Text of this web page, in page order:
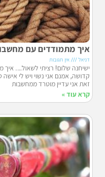
איך מתמודדים עם
דניאל אין תגובות
ישיחנה שלום! רציתי לשאול…. איך
קדושה, אמנם אני נשוי ויש לי אישה
זאת אני עדיין מוטרד ממחשבות
קרא עוד »